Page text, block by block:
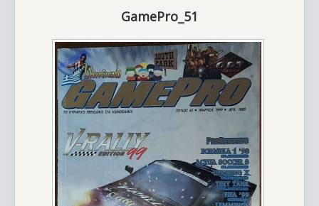
PC - ATS (286)
GamePro_51